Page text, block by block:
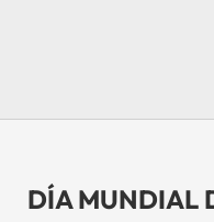
DÍA MUNDIAL